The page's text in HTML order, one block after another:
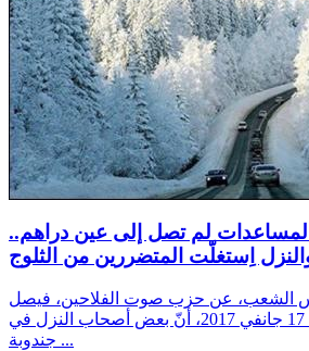
المساعدات لم تصل إلى عين دراهم..
اِستغلّت المتضررين من الثلوج
الشعب، عن حزب صوت الفلاحين، فيصل
التبيني، اليوم الثلاثاء 17 جانفي 2017، أنّ بعض أصحاب النزل في
جندوبة ...